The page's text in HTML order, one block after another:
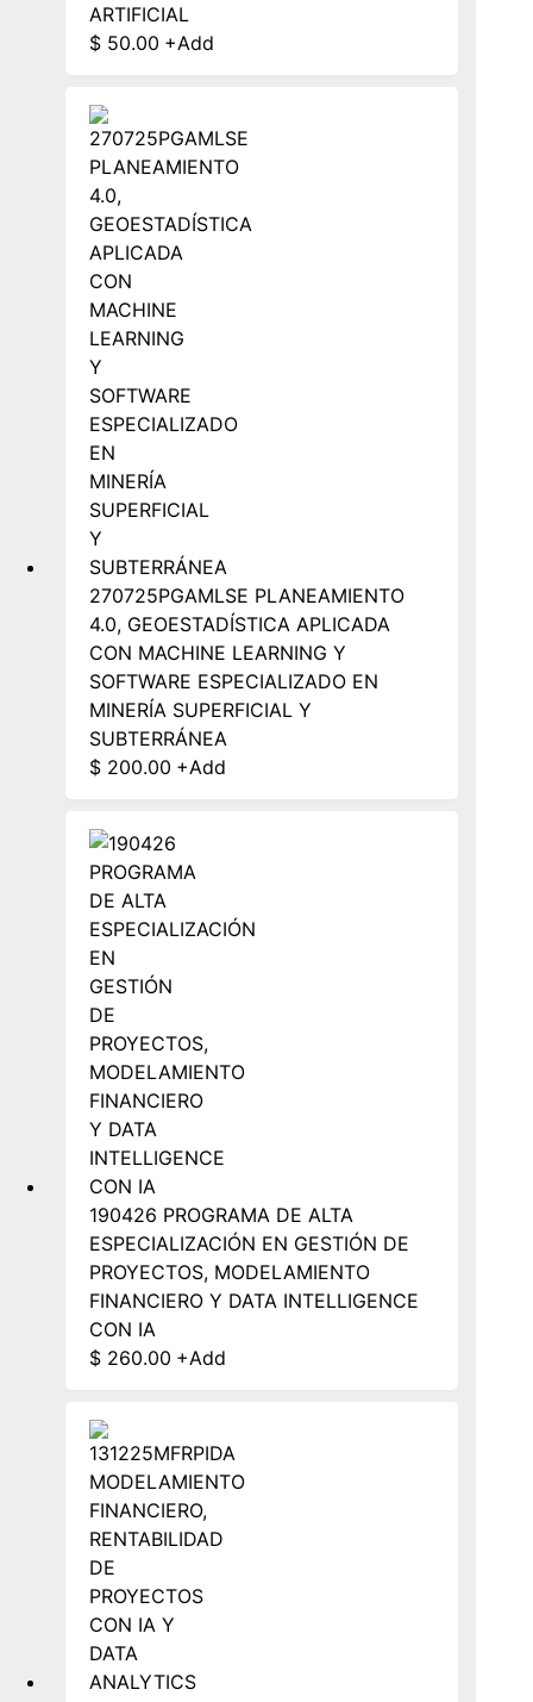
ARTIFICIAL
$ 50.00 +Add
270725PGAMLSE PLANEAMIENTO
4.0, GEOESTADÍSTICA APLICADA
CON MACHINE LEARNING Y
SOFTWARE ESPECIALIZADO EN
MINERÍA SUPERFICIAL Y
SUBTERRÁNEA
$ 200.00 +Add
190426 PROGRAMA DE ALTA
ESPECIALIZACIÓN EN GESTIÓN DE
PROYECTOS, MODELAMIENTO
FINANCIERO Y DATA INTELLIGENCE
CON IA
$ 260.00 +Add